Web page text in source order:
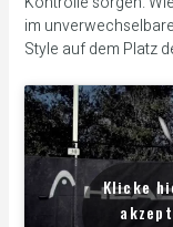
im
Style auf dem Platz
Klicke